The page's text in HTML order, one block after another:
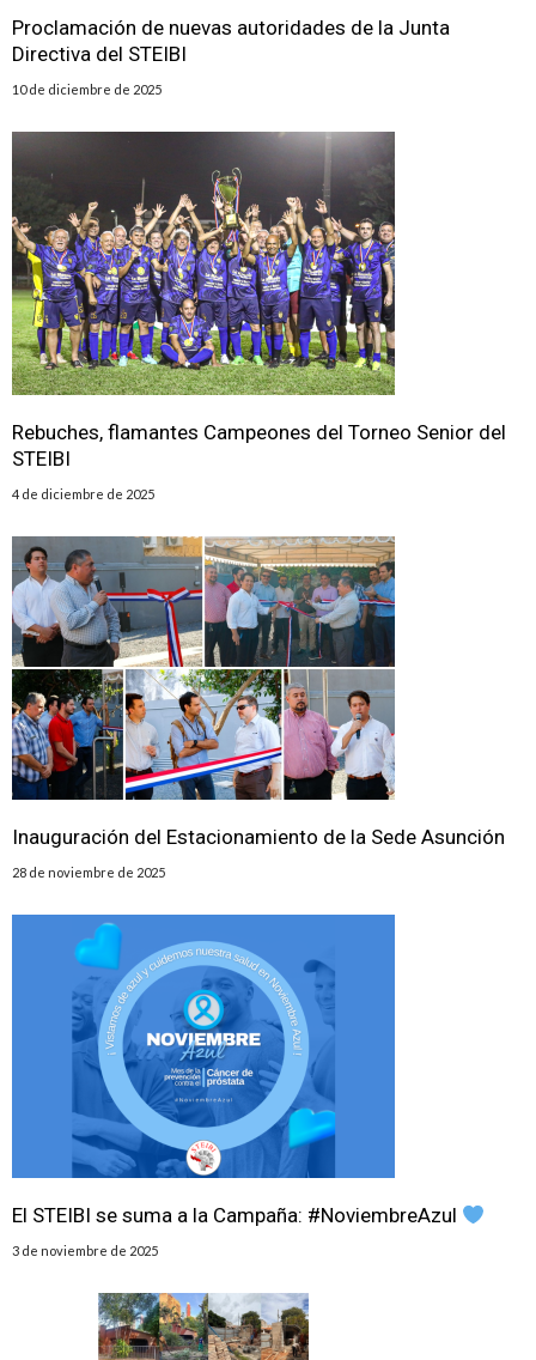
Proclamación de nuevas autoridades de la Junta
Directiva del STEIBI
10 de diciembre de 2025
Rebuches, flamantes Campeones del Torneo Senior del
STEIBI
4 de diciembre de 2025
Inauguración del Estacionamiento de la Sede Asunción
28 de noviembre de 2025
El STEIBI se suma a la Campaña: #NoviembreAzul
3 de noviembre de 2025